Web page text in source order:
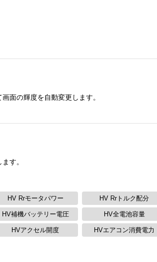
面の輝度を自動変更します。
す。
HV Rrモータパワー HV Rrトルク配分
HV補機バッテリー電圧 HV全電池容量
HVアクセル開度 HVエアコン消費電力